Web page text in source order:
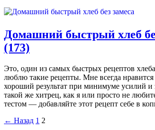
Домашний быстрый хлеб
(173)
Это, один из самых быстрых рецептов
люблю такие рецепты. Мне всегда нравится
хороший результат при минимуме усилий и
такой же хитрец, как я или просто не
тестом — добавляйте этот рецепт себе в
← Назад 1 2